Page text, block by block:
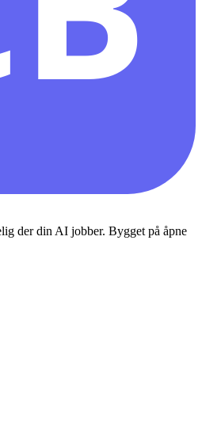
der din AI jobber. Bygget på åpne